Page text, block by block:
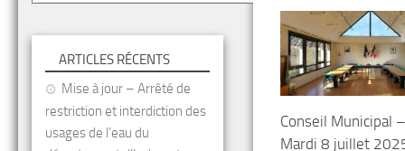
Conseil Municipal –
Mardi 8 juillet
ARTICLES RÉCENTS
Mise à jour – Arrêté de
restriction et interdiction des
usages de l’eau du